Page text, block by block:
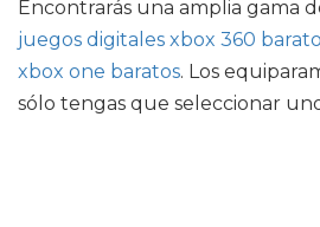
Encontrarás una amplia gama
juegos digitales xbox 360
xbox one baratos. Los
sólo tengas que seleccionar